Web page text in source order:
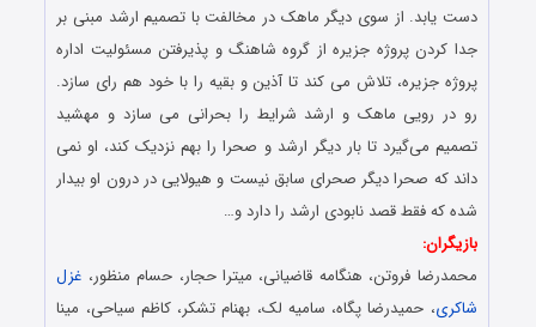
دست یابد. از سوی دیگر ماهک در مخالفت با تصمیم ارشد مبنی بر
جدا کردن پروژه جزیره از گروه شاهنگ و پذیرفتن مسئولیت اداره
پروژه جزیره، تلاش می کند تا آذین و بقیه را با خود هم رای سازد.
رو در رویی ماهک و ارشد شرایط را بحرانی می سازد و مهشید
تصمیم می‌گیرد تا بار دیگر ارشد و صحرا را بهم نزدیک کند، او نمی
داند که صحرا دیگر صحرای سابق نیست و هیولایی در درون او بیدار
شده که فقط قصد نابودی ارشد را دارد و…
بازیگران:
محمدرضا فروتن، هنگامه قاضیانی، میترا حجار، حسام منظور، غزل
شاکری، حمیدرضا پگاه، سامیه لک، بهنام تشکر، کاظم سیاحی، مینا